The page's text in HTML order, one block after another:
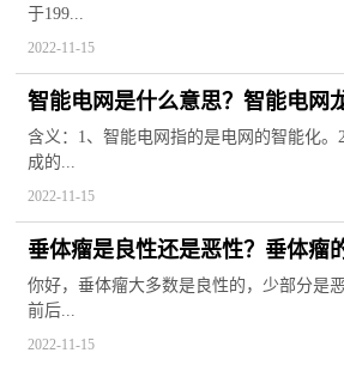
于199...
2022-11-15
智能电网是什么意思？智能电网
含义：1、智能电网指的是电网的智能化
成的...
2022-11-15
垂体瘤是良性还是恶性？垂体瘤
你好，垂体瘤大多数是良性的，少部分是
前后...
2022-11-15